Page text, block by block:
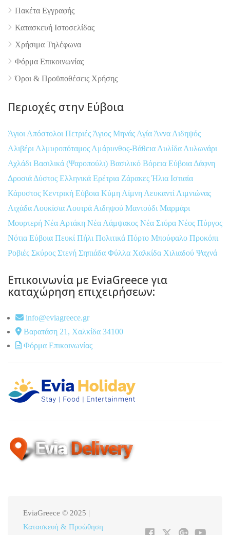
Πακέτα Εγγραφής
Κατασκευή Ιστοσελίδας
Χρήσιμα Τηλέφωνα
Φόρμα Επικοινωνίας
Όροι & Προϋποθέσεις Xρήσης
Περιοχές στην Εύβοια
Άγιοι Απόστολοι Πετριές Άγιος Μηνάς Αγία Άννα Αιδηψός
Αλιβέρι Αλμυροπόταμος Αμάρυνθος-Βάθεια Αυλίδα Αυλωνάρι
Αχλάδι Βασιλικά (Ψαροπούλι) Βασιλικό Βόρεια Εύβοια Δάφνη
Δροσιά Δύστος Ελληνικά Ερέτρια ΖάρακεςΉλια Ιστιαία
Κάρυστος Κεντρική Εύβοια Κύμη Λίμνη Λευκαντί Λιμνιώνας
Λιχάδα Λουκίσια Λουτρά Αιδηψού Μαντούδι Μαρμάρι
Μουρτερή Νέα Αρτάκη Νέα Λάμψακος Νέα Στύρα Νέος Πύργος
Νότια Εύβοια Πευκί Πήλι Πολιτικά Πόρτο Μπούφαλο Προκόπι
Ροβιές Σκύρος Στενή Σηπιάδα Φύλλα Χαλκίδα Χιλιαδού Ψαχνά
Επικοινωνία με EviaGreece για
καταχώρηση επιχειρήσεων:
info@eviagreece.gr
Βαρατάση 21, Χαλκίδα 34100
Φόρμα Επικοινωνίας
EviaGreece © 2025 |
Κατασκευή & Προώθηση